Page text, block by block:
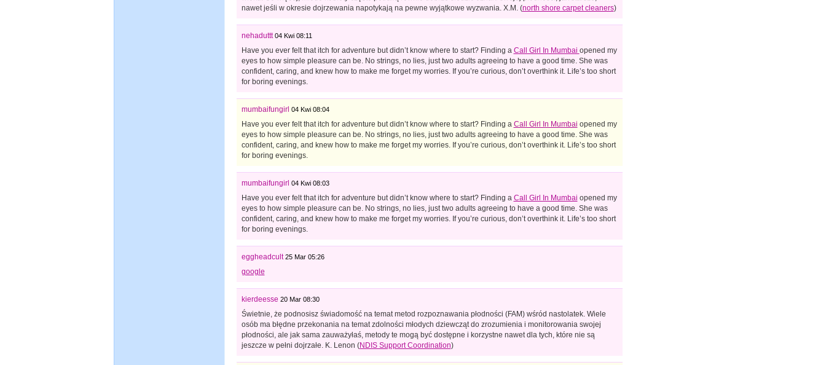
nawet jeśli w okresie dojrzewania napotykają na pewne wyjątkowe wyzwania. X.M. (north shore carpet cleaners)
nehaduttt 04 Kwi 08:11
Have you ever felt that itch for adventure but didn’t know where to start? Finding a Call Girl In Mumbai opened my
eyes to how simple pleasure can be. No strings, no lies, just two adults agreeing to have a good time. She was
confident, caring, and knew how to make me forget my worries. If you’re curious, don’t overthink it. Life’s too short
for boring evenings.
mumbaifungirl 04 Kwi 08:04
Have you ever felt that itch for adventure but didn’t know where to start? Finding a Call Girl In Mumbai opened my
eyes to how simple pleasure can be. No strings, no lies, just two adults agreeing to have a good time. She was
confident, caring, and knew how to make me forget my worries. If you’re curious, don’t overthink it. Life’s too short
for boring evenings.
mumbaifungirl 04 Kwi 08:03
Have you ever felt that itch for adventure but didn’t know where to start? Finding a Call Girl In Mumbai opened my
eyes to how simple pleasure can be. No strings, no lies, just two adults agreeing to have a good time. She was
confident, caring, and knew how to make me forget my worries. If you’re curious, don’t overthink it. Life’s too short
for boring evenings.
eggheadcult 25 Mar 05:26
google
kierdeesse 20 Mar 08:30
Świetnie, że podnosisz świadomość na temat metod rozpoznawania płodności (FAM) wśród nastolatek. Wiele
osób ma błędne przekonania na temat zdolności młodych dziewcząt do zrozumienia i monitorowania swojej
płodności, ale jak sama zauważyłaś, metody te mogą być dostępne i korzystne nawet dla tych, które nie są
jeszcze w pełni dojrzałe. K. Lenon (NDIS Support Coordination)